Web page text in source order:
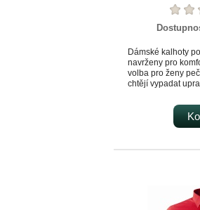
Dámské kalhoty
navrženy pro
volba pro ženy
chtějí vypadat
nohavic dodává
charakter a
typu postavy.
potřebné : přední
obsahuje